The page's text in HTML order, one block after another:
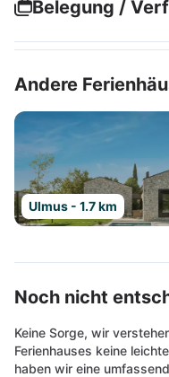
Belegung /
Andere
Ulmus - 1.7 km
Noch nicht
Keine Sorge, wir
Ferienhauses keine
haben wir eine